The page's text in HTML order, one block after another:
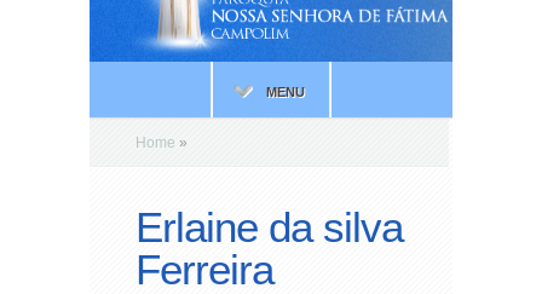
MENU
Home »
Erlaine da silva
Ferreira